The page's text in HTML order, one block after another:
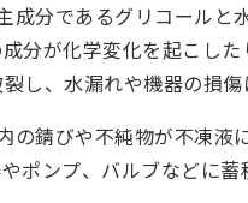
成分であるグリコールと
分が化学変化を起こし
し、水漏れや機器の損傷
の錆びや不純物が不凍液
ポンプ、バルブなどに